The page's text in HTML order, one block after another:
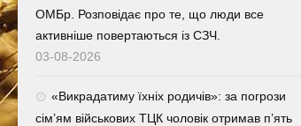
ОМБр. Розповідає про те, що люди все
активніше повертаються із СЗЧ.
03-08-2026
«Викрадатиму їхніх родичів»: за погрози
сім’ям військових ТЦК чоловік отримав п’ять